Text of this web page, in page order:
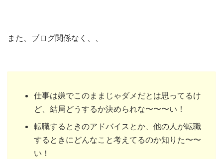
また、ブログ関係なく、、
仕事は嫌でこのままじゃダメだとは思ってるけ
ど、結局どうするか決められな〜〜〜い！
転職するときのアドバイスとか、他の人が転職
するときにどんなこと考えてるのか知りた〜〜
い！